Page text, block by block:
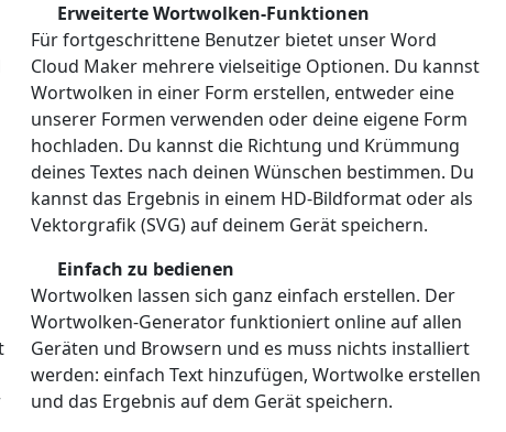
Erweiterte Wortwolken-Funktionen
Für fortgeschrittene Benutzer bietet unser Word
Cloud Maker mehrere vielseitige Optionen. Du kannst
Wortwolken in einer Form erstellen, entweder eine
unserer Formen verwenden oder deine eigene Form
hochladen. Du kannst die Richtung und Krümmung
deines Textes nach deinen Wünschen bestimmen. Du
kannst das Ergebnis in einem HD-Bildformat oder als
Vektorgrafik (SVG) auf deinem Gerät speichern.
Einfach zu bedienen
Wortwolken lassen sich ganz einfach erstellen. Der
Wortwolken-Generator funktioniert online auf allen
Geräten und Browsern und es muss nichts installiert
werden: einfach Text hinzufügen, Wortwolke erstellen
und das Ergebnis auf dem Gerät speichern.